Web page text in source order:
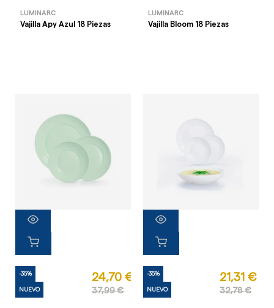
LUMINARC
Vajilla Apy Azul 18 Piezas
LUMINARC
Vajilla Bloom 18 Piezas
-35%
NUEVO
24,70 €
37,99 €
-35%
NUEVO
21,31 €
32,78 €